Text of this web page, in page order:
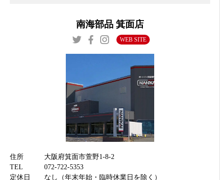
南海部品 箕面店
WEB SITE
住所
大阪府箕面市萱野1-8-2
TEL
072-722-5353
定休日
なし（年末年始・臨時休業日を除く）